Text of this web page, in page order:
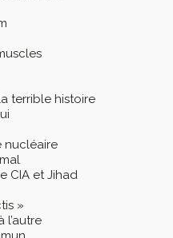
terrible histoire
nucléaire
CIA et Jihad
»
l’autre